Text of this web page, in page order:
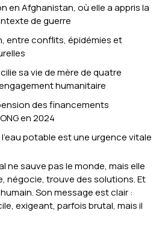
en Afghanistan, où elle a appris la
de guerre
entre conflits, épidémies et
sa vie de mère de quatre
humanitaire
des financements
en 2024
potable est une urgence vitale
ne sauve pas le monde, mais elle
négocie, trouve des solutions. Et
Son message est clair :
exigeant, parfois brutal, mais il